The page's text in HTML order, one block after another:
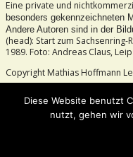
Eine private und
besonders gekennzeichneten
Andere Autoren sind in der
(head): Start zum Sachsenring-
1989. Foto: Andreas Claus,
Copyright Mathias Hoffmann
Diese Website benutzt
nutzt, gehen wir